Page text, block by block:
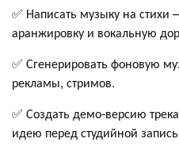
✅ Написать музыку на стихи
аранжировку и вокальную
✅ Сгенерировать фоновую
рекламы, стримов.
✅ Создать демо-версию
идею перед студийной